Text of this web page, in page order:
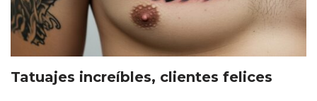
Tatuajes increíbles, clientes felices